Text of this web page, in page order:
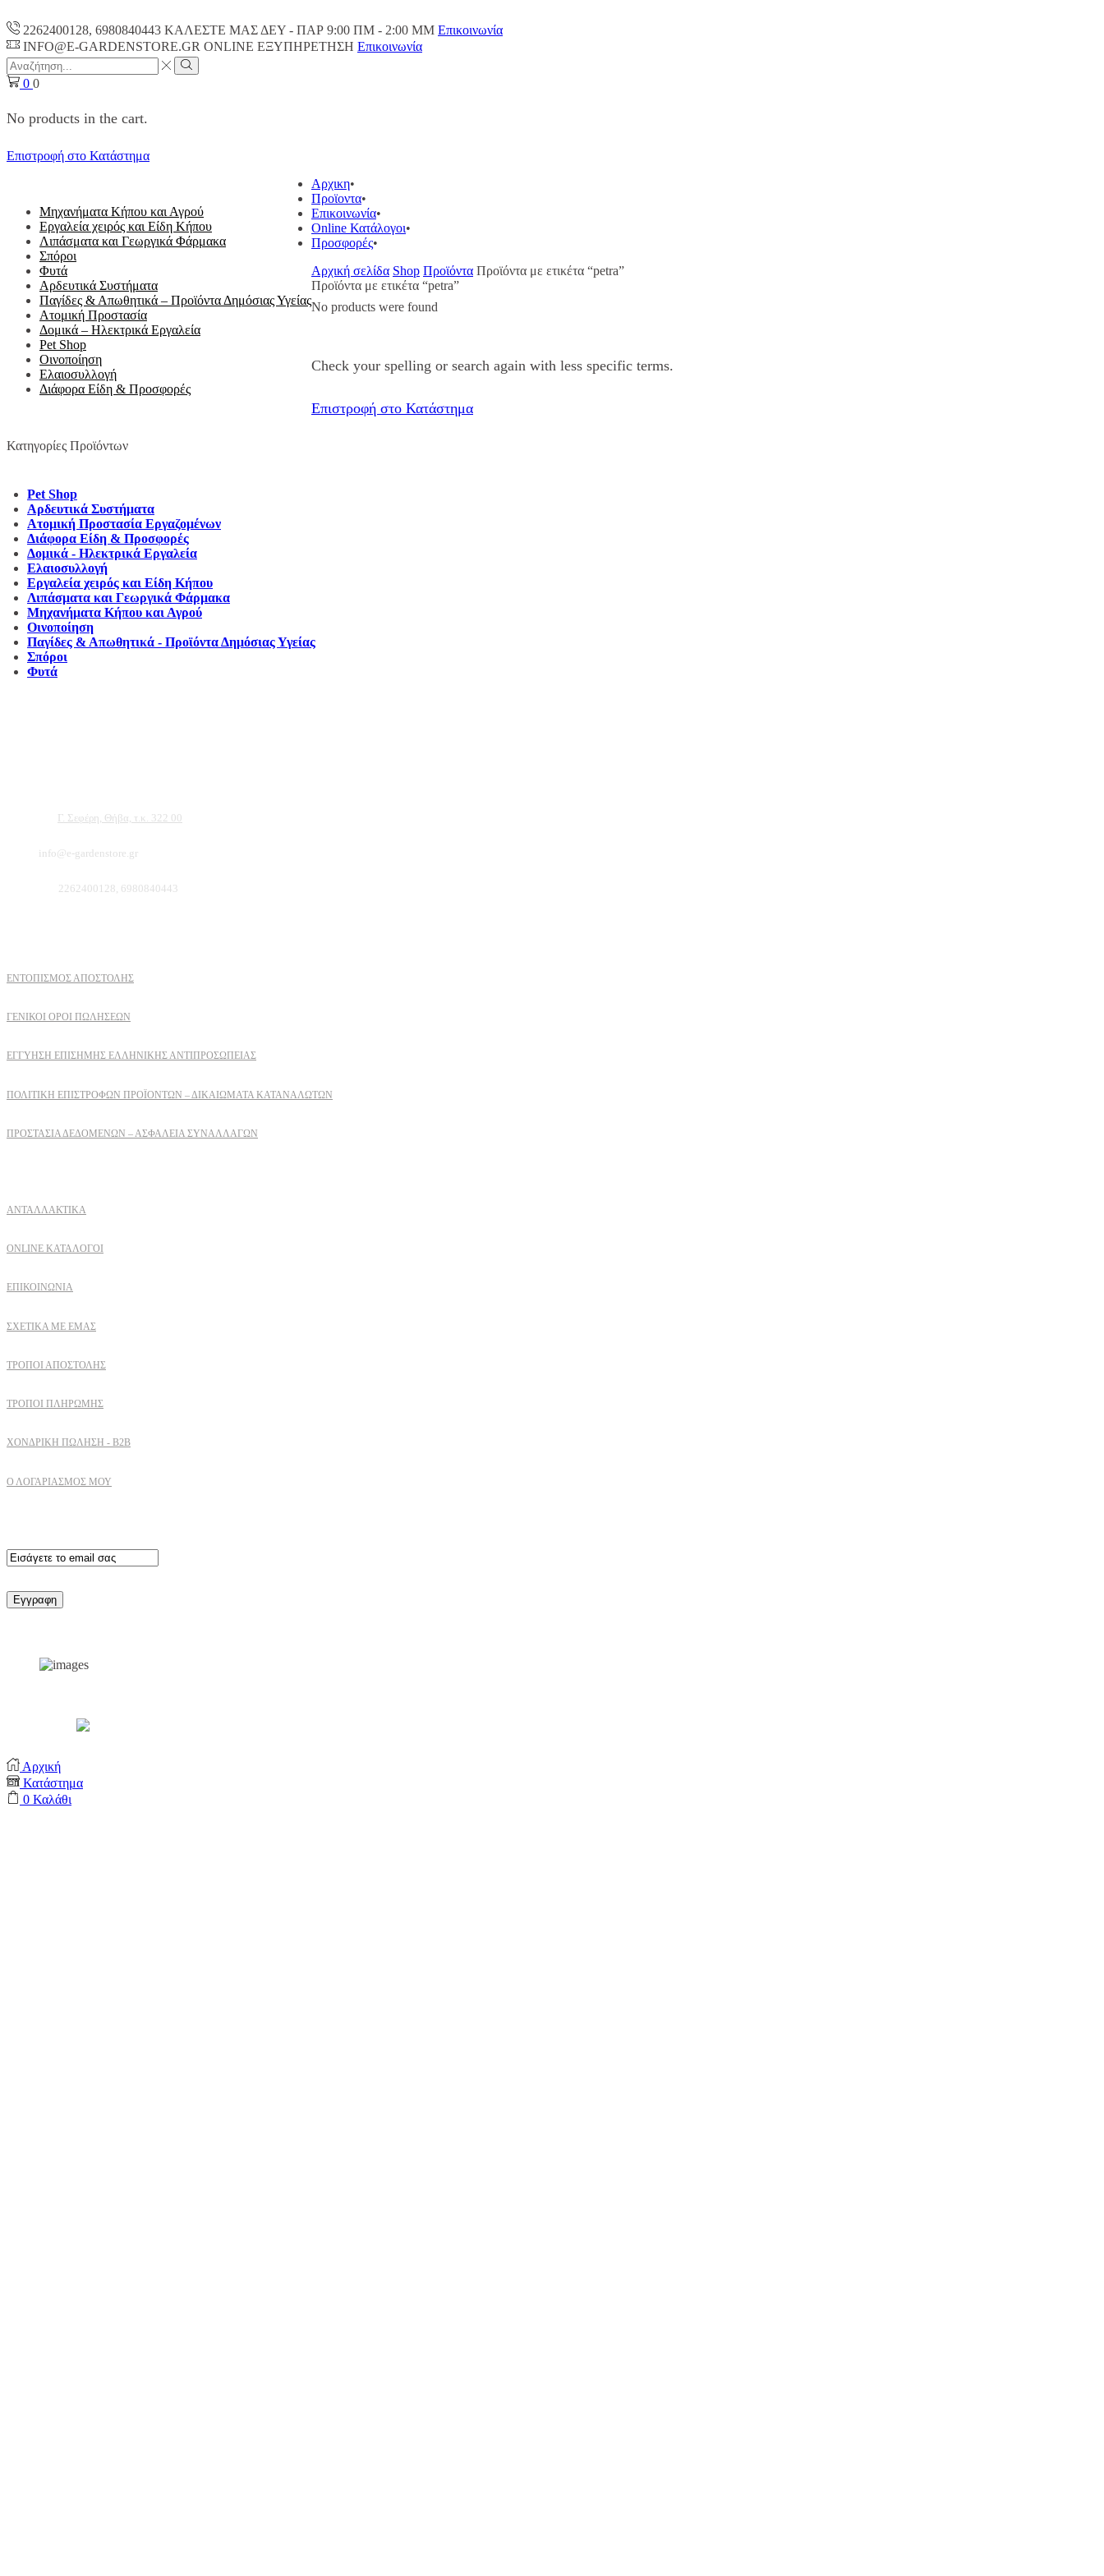
2262400128, 6980840443 ΚΑΛΕΣΤΕ ΜΑΣ ΔΕΥ - ΠΑΡ 9:00 ΠM - 2:00 ΜΜ Επικοινωνία
INFO@E-GARDENSTORE.GR ONLINE ΕΞΥΠΗΡΕΤΗΣH Επικοινωνία
Search
input
Search
0 0
No products in the cart.
Επιστροφή στο Κατάστημα
Μηχανήματα Κήπου και Αγρού
Εργαλεία χειρός και Είδη Κήπου
Λιπάσματα και Γεωργικά Φάρμακα
Σπόροι
Φυτά
Αρδευτικά Συστήματα
Παγίδες & Απωθητικά – Προϊόντα Δημόσιας Υγείας
Ατομική Προστασία
Δομικά – Ηλεκτρικά Εργαλεία
Pet Shop
Οινοποίηση
Ελαιοσυλλογή
Διάφορα Είδη & Προσφορές
Αρχικη
Προϊοντα
Επικοινωνία
Online Κατάλογοι
Προσφορές
Αρχική σελίδα Shop Προϊόντα Προϊόντα με ετικέτα “petra”
Προϊόντα με ετικέτα “petra”
No products were found
Check your spelling or search again with less specific terms.
Επιστροφή στο Κατάστημα
Κατηγορίες Προϊόντων
Pet Shop
Αρδευτικά Συστήματα
Ατομική Προστασία Εργαζομένων
Διάφορα Είδη & Προσφορές
Δομικά - Ηλεκτρικά Εργαλεία
Ελαιοσυλλογή
Εργαλεία χειρός και Είδη Κήπου
Λιπάσματα και Γεωργικά Φάρμακα
Μηχανήματα Κήπου και Αγρού
Οινοποίηση
Παγίδες & Απωθητικά - Προϊόντα Δημόσιας Υγείας
Σπόροι
Φυτά
Γ. Σεφέρη, Θήβα, τ.κ. 322 00
info@e-gardenstore.gr
2262400128, 6980840443
ΕΝΤΟΠΙΣΜΟΣ ΑΠΟΣΤΟΛΗΣ
ΓΕΝΙΚΟΙ ΟΡΟΙ ΠΩΛΗΣΕΩΝ
ΕΓΓΎΗΣΗ ΕΠΊΣΗΜΗΣ ΕΛΛΗΝΙΚΉΣ ΑΝΤΙΠΡΟΣΩΠΕΊΑΣ
ΠΟΛΙΤΙΚΉ ΕΠΙΣΤΡΟΦΏΝ ΠΡΟΪΌΝΤΩΝ – ΔΙΚΑΙΏΜΑΤΑ ΚΑΤΑΝΑΛΩΤΏΝ
ΠΡΟΣΤΑΣΊΑ ΔΕΔΟΜΈΝΩΝ – ΑΣΦΆΛΕΙΑ ΣΥΝΑΛΛΑΓΏΝ
ΑΝΤΑΛΛΑΚΤΙΚΑ
ONLINE ΚΑΤΑΛΟΓΟΙ
ΕΠΙΚΟΙΝΩΝΙΑ
ΣΧΕΤΙΚΆ ΜΕ ΕΜΆΣ
ΤΡΌΠΟΙ ΑΠΟΣΤΟΛΉΣ
ΤΡΌΠΟΙ ΠΛΗΡΩΜΉΣ
ΧΟΝΔΡΙΚΉ ΠΏΛΗΣΗ - B2B
Ο ΛΟΓΑΡΙΑΣΜΟΣ ΜΟΥ
Αρχική
Κατάστημα
0 Καλάθι